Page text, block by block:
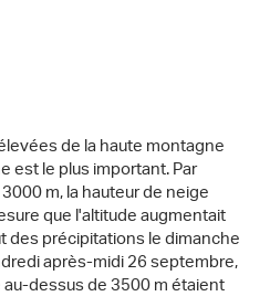
de la haute montagne
est le plus important. Par
m, la hauteur de neige
que l'altitude augmentait
des précipitations le dimanche
après-midi 26 septembre,
dessus de 3500 m étaient